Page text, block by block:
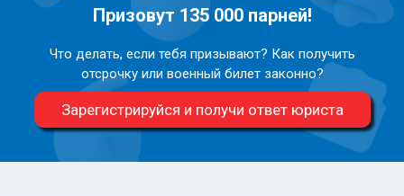
Призовут 135 000 парней!
Что делать, если тебя призывают? Как получить
отсрочку или военный билет законно?
Зарегистрируйся и получи ответ юриста